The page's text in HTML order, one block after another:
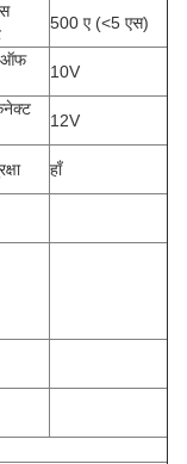
500 ए (<5 एस)
ऑफ
10V
12V
हाँ